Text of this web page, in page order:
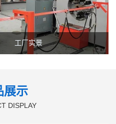
可靠的质量、雄厚的技术力
加上新老客户的关心和支持，
烈的市场竞争中，敢于争先奋
索、创新，不断推动绿色照明
实景
展示
DISPLAY